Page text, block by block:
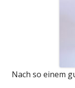
Nach so einem